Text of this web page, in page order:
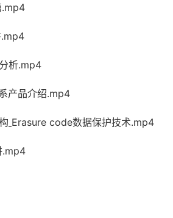
.mp4
.mp4
析.mp4
产品介绍.mp4
Erasure code数据保护技术.mp4
.mp4